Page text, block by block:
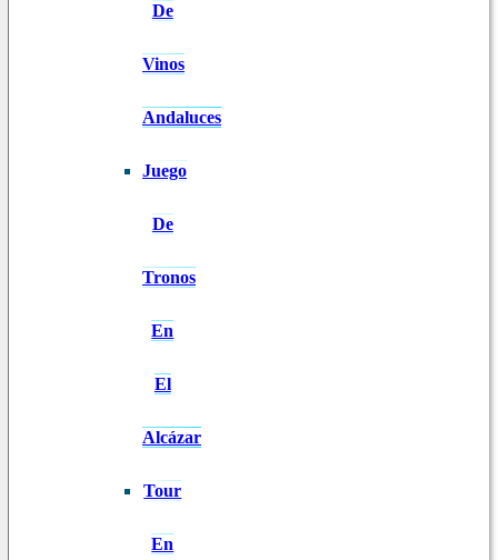
De
Vinos
Andaluces
Juego
De
Tronos
En
El
Alcázar
Tour
En